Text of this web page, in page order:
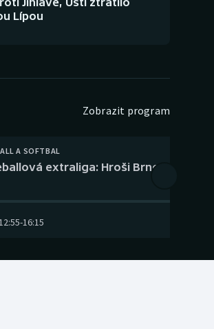
Lípou
Zobrazit program
A SOFTBAL
extraliga: Hroši Brno – Eagles
-16:15